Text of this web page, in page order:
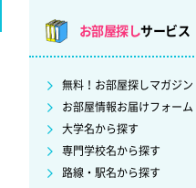
お部屋探しサービス
無料！お部屋探しマガジン
お部屋情報お届けフォーム
大学名から探す
専門学校名から探す
路線・駅名から探す